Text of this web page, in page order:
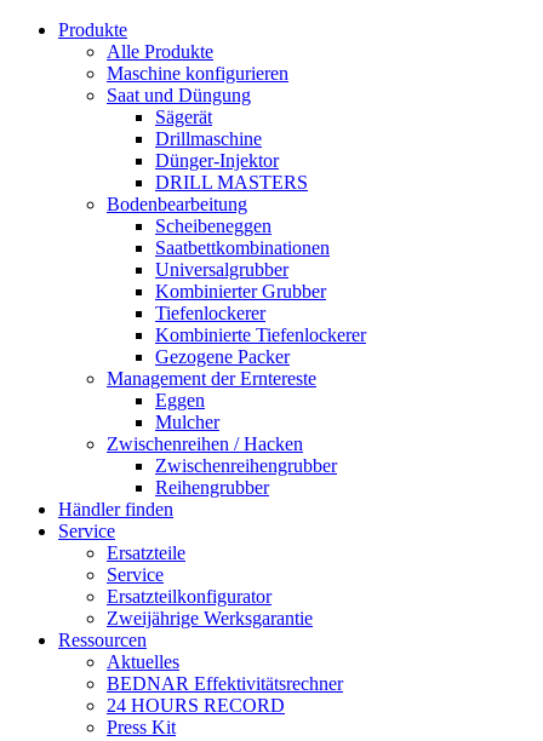
Produkte
Alle Produkte
Maschine konfigurieren
Saat und Düngung
Sägerät
Drillmaschine
Dünger-Injektor
DRILL MASTERS
Bodenbearbeitung
Scheibeneggen
Saatbettkombinationen
Universalgrubber
Kombinierter Grubber
Tiefenlockerer
Kombinierte Tiefenlockerer
Gezogene Packer
Management der Erntereste
Eggen
Mulcher
Zwischenreihen / Hacken
Zwischenreihengrubber
Reihengrubber
Händler finden
Service
Ersatzteile
Service
Ersatzteilkonfigurator
Zweijährige Werksgarantie
Ressourcen
Aktuelles
BEDNAR Effektivitätsrechner
24 HOURS RECORD
Press Kit